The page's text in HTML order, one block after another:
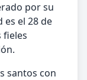
por su
es el 28 de
fieles
santos con